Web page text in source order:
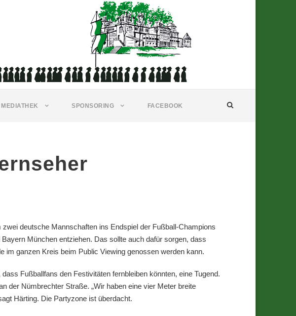
MEDIATHEK SPONSORING FACEBOOK
deutsche Mannschaften ins Endspiel der Fußball-Champions
München entziehen. Das sollte auch dafür sorgen, dass
ganzen Kreis beim Public Viewing genossen werden kann.
Fußballfans den Festivitäten fernbleiben könnten, eine Tugend.
der Nümbrechter Straße. „Wir haben eine vier Meter breite
Härting. Die Partyzone ist überdacht.